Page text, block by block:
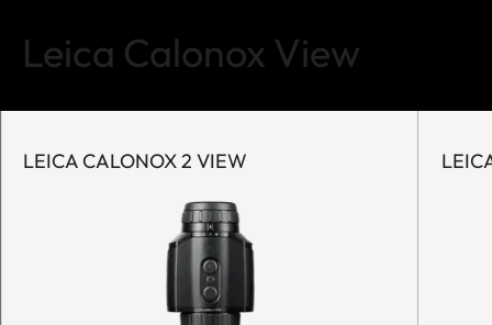
Leica Calonox View
LEICA CALONOX 2 VIEW